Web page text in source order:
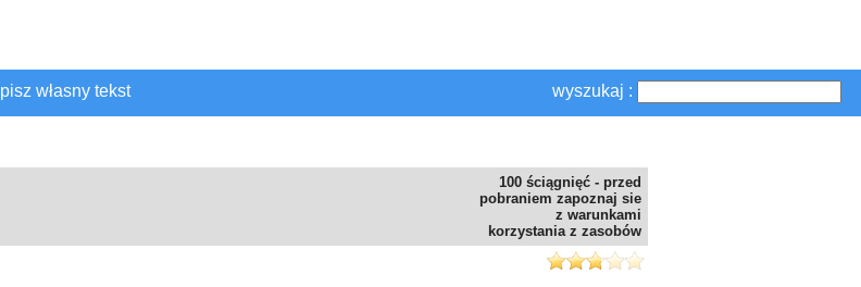
wyszukaj :
własny tekst
100 ściągnięć - przed
pobraniem zapoznaj sie
z warunkami
korzystania z zasobów